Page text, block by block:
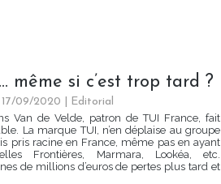
même si c’est trop tard ?
17/09/2020
Editorial
Van de Velde, patron de TUI France, fait
La marque TUI, n’en déplaise au groupe
pris racine en France, même pas en ayant
Frontières, Marmara, Lookéa, etc.
de millions d’euros de pertes plus tard et